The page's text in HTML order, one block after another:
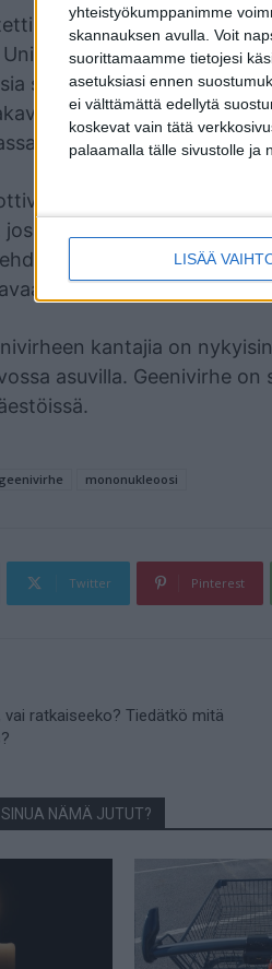
yhteistyökumppanimme
skannauksen avulla. Voit
suorittamaamme tietojesi
asetuksiasi ennen
ei välttämättä edellytä
koskevat vain tätä
palaamalla tälle sivustolle ja
LISÄÄ
Ranskan geneettisiin
Université Paris Citéssä,
sairastanutta
mononukleoosi-
yhteyttä HUSin kautta
jossa on yli 540 000
analyysin perusteella
mononukleoosia.
kantajia on
asuvilla. Geenivirhe
geenivirhe mononukleoosi
Twitter Pinterest
vai ratkaiseeko? Tiedätkö mitä
SINUA NÄMÄ JUTUT?